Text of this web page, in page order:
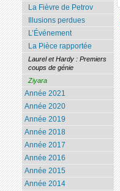
La Fièvre de Petrov
Illusions perdues
L’Événement
La Pièce rapportée
Laurel et Hardy : Premiers
coups de génie
Ziyara
Année 2021
Année 2020
Année 2019
Année 2018
Année 2017
Année 2016
Année 2015
Année 2014